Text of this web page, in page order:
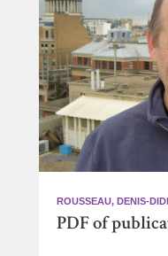
ROUSSEAU, DENIS-
PDF of